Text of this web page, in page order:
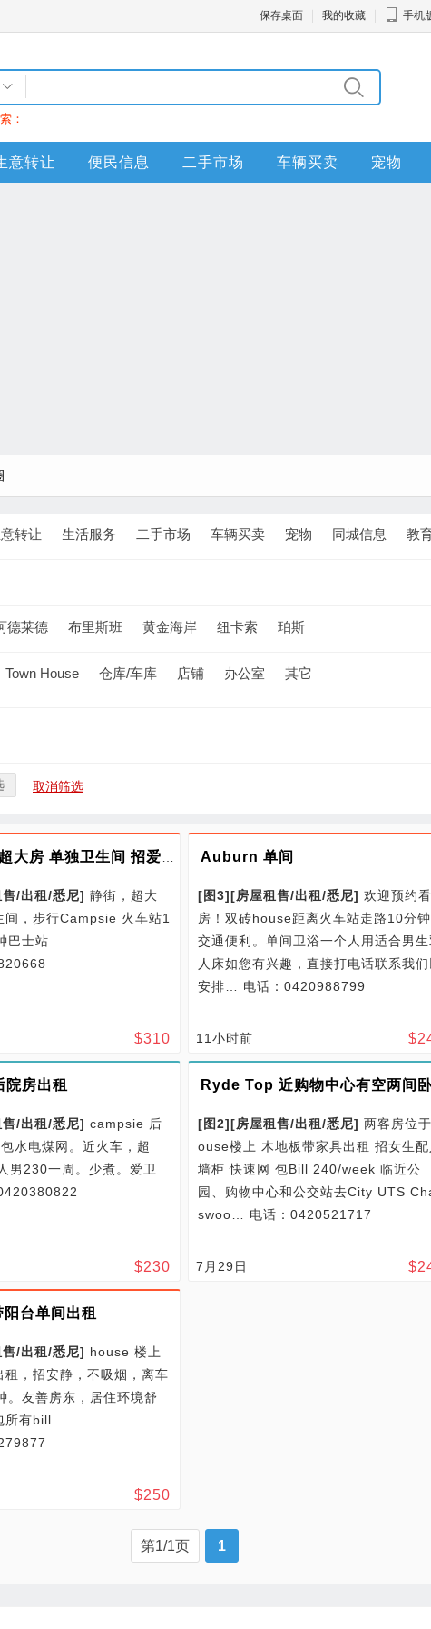
保存桌面 我的收藏 手机
：
意转让 便民信息 二手市场 车辆买卖 宠物
转让 生活服务 二手市场 车辆买卖 宠物 同城信息 教
德莱德 布里斯班 黄金海岸 纽卡索 珀斯
Town House 仓库/车库 店铺 办公室 其它
取消筛选
售/出租/悉尼] 静街，超大
间，步行Campsie 火车站1
巴士站
$310
Auburn 单间
[图3][房屋租售/出租/悉尼] 欢迎预约看
房！双砖house距离火车站走路10分钟.
交通便利。单间卫浴一个人用适合男生
人床如您有兴趣，直接打电话联系我们
安排… 电话：0420988799
$
11小时前
房出租
售/出租/悉尼] campsie 后
水电煤网。近火车，超
男230一周。少煮。爱卫
$230
[图2][房屋租售/出租/悉尼] 两客房位
ouse楼上 木地板带家具出租 招女生配
墙柜 快速网 包Bill 240/week 临近公
园、购物中心和公交站去City UTS
swoo… 电话：0420521717
$
7月29日
台单间出租
售/出租/悉尼] house 楼上
租，招安静，不吸烟，离车
。友善房东，居住环境舒
所有bill
$250
第1/1页 1